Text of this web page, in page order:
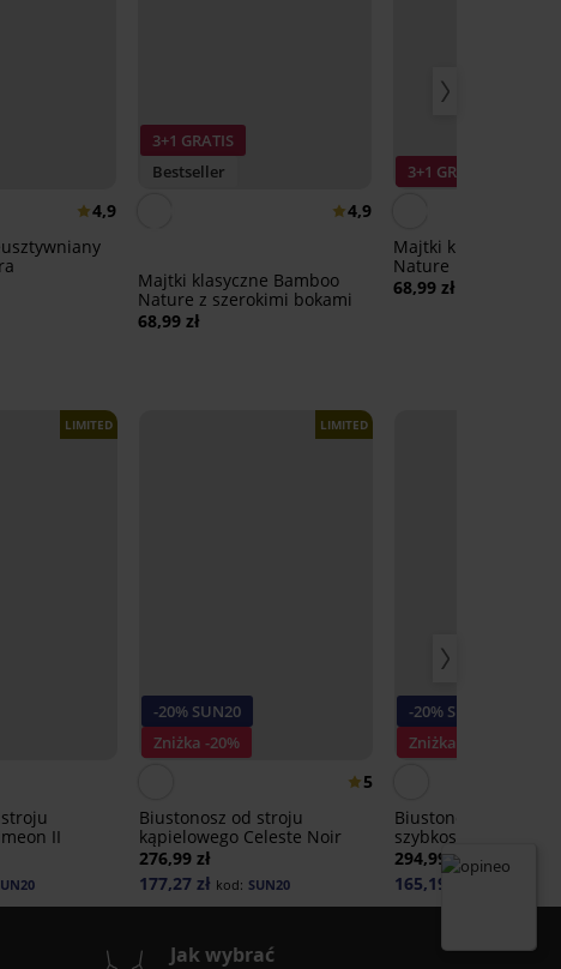
4,9
3+1 GRATIS
Bestseller
4,9
Majtki klasyczne Bamboo
Nature z szerokimi bokami
68,99 zł
3+1 GRATIS
Majtki klasyczne
Nature
68,99 zł
LIMITED
II
-20% SUN20
Zniżka -20%
LIMITED
5
Biustonosz od stroju
kąpielowego Celeste Noir
276,99 zł
177,27 zł kod: SUN20
-20% SUN20
Zniżka -30%
Biustonosz od
szybkoschnącego
kąpielowego Spacer
B
294,99 zł
165,19 zł
Jak wybrać